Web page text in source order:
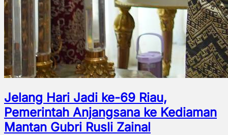
Jelang Hari Jadi ke-69 Riau,
Pemerintah Anjangsana ke Kediaman
Mantan Gubri Rusli Zainal